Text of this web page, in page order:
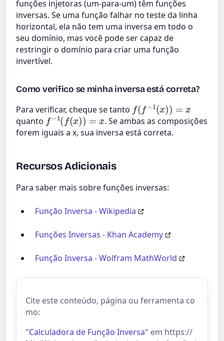
funções injetoras (um-para-um) têm funções
inversas. Se uma função falhar no teste da linha
horizontal, ela não tem uma inversa em todo o
seu domínio, mas você pode ser capaz de
restringir o domínio para criar uma função
invertível.
Como verifico se minha inversa está correta?
Para verificar, cheque se tanto
f 1( x ) =
quanto
f−1(f(x))=x
. Se ambas as composições
forem iguais a x, sua inversa está correta.
Recursos Adicionais
Para saber mais sobre funções inversas:
Função Inversa - Wikipedia
Funções Inversas - Khan Academy
Função Inversa - Wolfram MathWorld
Cite este conteúdo, página ou ferramenta co
mo:
"Calculadora de Função Inversa" em https://